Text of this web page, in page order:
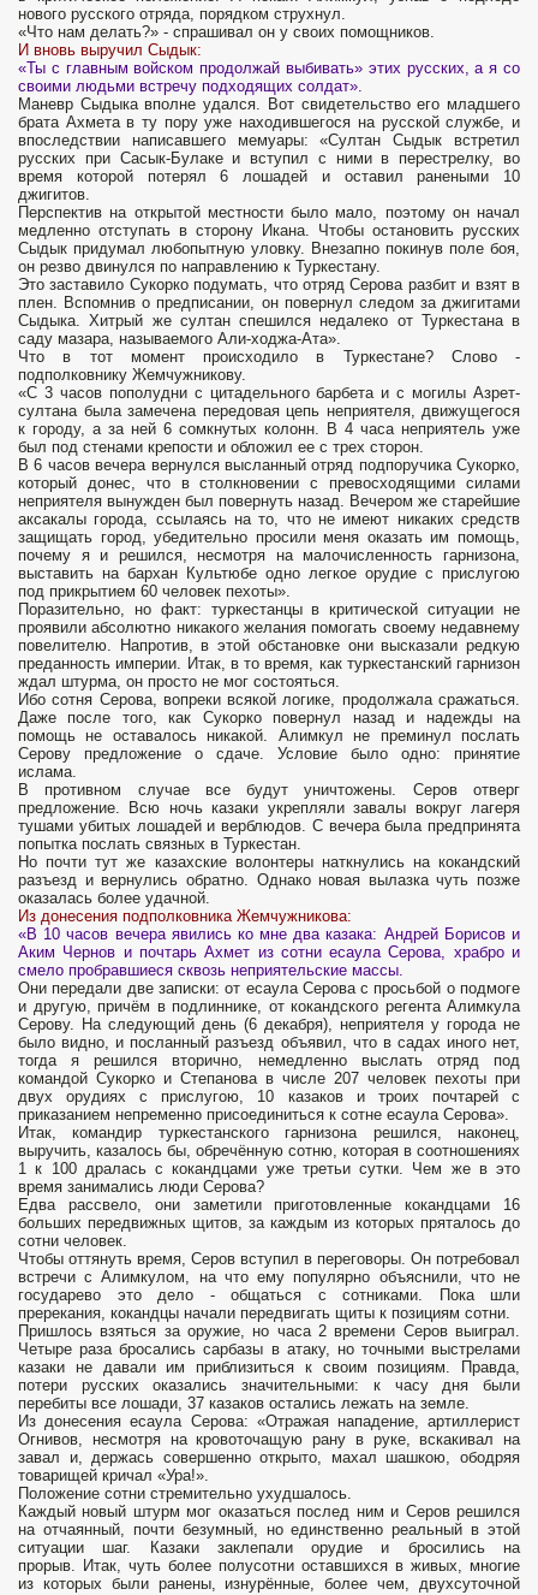
нового русского отряда, порядком струхнул.
«Что нам делать?» - спрашивал он у своих помощников.
И вновь выручил Сыдык:
«Ты с главным войском продолжай выбивать» этих русских, а я со
своими людьми встречу подходящих солдат».
Маневр Сыдыка вполне удался. Вот свидетельство его младшего
брата Ахмета в ту пору уже находившегося на русской службе, и
впоследствии написавшего мемуары: «Султан Сыдык встретил
русских при Сасык-Булаке и вступил с ними в перестрелку, во
время которой потерял 6 лошадей и оставил ранеными 10
джигитов.
Перспектив на открытой местности было мало, поэтому он начал
медленно отступать в сторону Икана. Чтобы остановить русских
Сыдык придумал любопытную уловку. Внезапно покинув поле боя,
он резво двинулся по направлению к Туркестану.
Это заставило Сукорко подумать, что отряд Серова разбит и взят в
плен. Вспомнив о предписании, он повернул следом за джигитами
Сыдыка. Хитрый же султан спешился недалеко от Туркестана в
саду мазара, называемого Али-ходжа-Ата».
Что в тот момент происходило в Туркестане? Слово -
подполковнику Жемчужникову.
«С 3 часов пополудни с цитадельного барбета и с могилы Азрет-
султана была замечена передовая цепь неприятеля, движущегося
к городу, а за ней 6 сомкнутых колонн. В 4 часа неприятель уже
был под стенами крепости и обложил ее с трех сторон.
В 6 часов вечера вернулся высланный отряд подпоручика Сукорко,
который донес, что в столкновении с превосходящими силами
неприятеля вынужден был повернуть назад. Вечером же старейшие
аксакалы города, ссылаясь на то, что не имеют никаких средств
защищать город, убедительно просили меня оказать им помощь,
почему я и решился, несмотря на малочисленность гарнизона,
выставить на бархан Культюбе одно легкое орудие с прислугою
под прикрытием 60 человек пехоты».
Поразительно, но факт: туркестанцы в критической ситуации не
проявили абсолютно никакого желания помогать своему недавнему
повелителю. Напротив, в этой обстановке они высказали редкую
преданность империи. Итак, в то время, как туркестанский гарнизон
ждал штурма, он просто не мог состояться.
Ибо сотня Серова, вопреки всякой логике, продолжала сражаться.
Даже после того, как Сукорко повернул назад и надежды на
помощь не оставалось никакой. Алимкул не преминул послать
Серову предложение о сдаче. Условие было одно: принятие
ислама.
В противном случае все будут уничтожены. Серов отверг
предложение. Всю ночь казаки укрепляли завалы вокруг лагеря
тушами убитых лошадей и верблюдов. С вечера была предпринята
попытка послать связных в Туркестан.
Но почти тут же казахские волонтеры наткнулись на кокандский
разъезд и вернулись обратно. Однако новая вылазка чуть позже
оказалась более удачной.
Из донесения подполковника Жемчужникова:
«В 10 часов вечера явились ко мне два казака: Андрей Борисов и
Аким Чернов и почтарь Ахмет из сотни есаула Серова, храбро и
смело пробравшиеся сквозь неприятельские массы.
Они передали две записки: от есаула Серова с просьбой о подмоге
и другую, причём в подлиннике, от кокандского регента Алимкула
Серову. На следующий день (6 декабря), неприятеля у города не
было видно, и посланный разъезд объявил, что в садах иного нет,
тогда я решился вторично, немедленно выслать отряд под
командой Сукорко и Степанова в числе 207 человек пехоты при
двух орудиях с прислугою, 10 казаков и троих почтарей с
приказанием непременно присоединиться к сотне есаула Серова».
Итак, командир туркестанского гарнизона решился, наконец,
выручить, казалось бы, обречённую сотню, которая в соотношениях
1 к 100 дралась с кокандцами уже третьи сутки. Чем же в это
время занимались люди Серова?
Едва рассвело, они заметили приготовленные кокандцами 16
больших передвижных щитов, за каждым из которых пряталось до
сотни человек.
Чтобы оттянуть время, Серов вступил в переговоры. Он потребовал
встречи с Алимкулом, на что ему популярно объяснили, что не
государево это дело - общаться с сотниками. Пока шли
пререкания, кокандцы начали передвигать щиты к позициям сотни.
Пришлось взяться за оружие, но часа 2 времени Серов выиграл.
Четыре раза бросались сарбазы в атаку, но точными выстрелами
казаки не давали им приблизиться к своим позициям. Правда,
потери русских оказались значительными: к часу дня были
перебиты все лошади, 37 казаков остались лежать на земле.
Из донесения есаула Серова: «Отражая нападение, артиллерист
Огнивов, несмотря на кровоточащую рану в руке, вскакивал на
завал и, держась совершенно открыто, махал шашкою, ободряя
товарищей кричал «Ура!».
Положение сотни стремительно ухудшалось.
Каждый новый штурм мог оказаться послед ним и Серов решился
на отчаянный, почти безумный, но единственно реальный в этой
ситуации шаг. Казаки заклепали орудие и бросились на
прорыв. Итак, чуть более полусотни оставшихся в живых, многие
из которых были ранены, изнурённые, более чем, двухсуточной